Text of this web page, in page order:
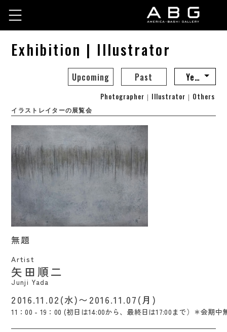
Exhibition | Illustrator
Upcoming Past
Photographer ｜ Illustrator ｜ Others
イラストレイターの展覧会
無題
Artist
矢田順二
Junji Yada
2016.11.02(水)〜2016.11.07(月)
11：00 - 19：00 (初日は14:00から、最終日は17:00まで）＊会期中